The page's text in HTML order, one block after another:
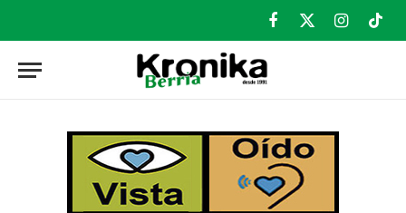
Facebook
X
Instagram